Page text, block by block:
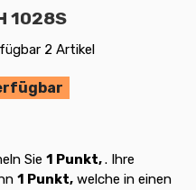
1028S
2 Artikel
Sie 1 Punkt,. Ihre
1 Punkt, welche in einen